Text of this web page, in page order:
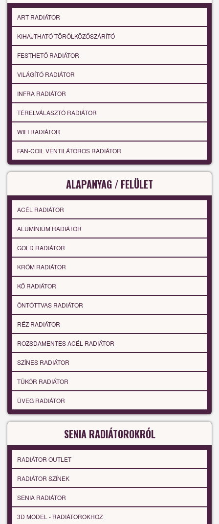
ART RADIÁTOR
KIHAJTHATÓ TÖRÖLKÖZŐSZÁRÍTÓ
FESTHETŐ RADIÁTOR
VILÁGÍTÓ RADIÁTOR
INFRA RADIÁTOR
TÉRELVÁLASZTÓ RADIÁTOR
WIFI RADIÁTOR
FAN-COIL VENTILÁTOROS RADIÁTOR
ALAPANYAG / FELÜLET
ACÉL RADIÁTOR
ALUMÍNIUM RADIÁTOR
GOLD RADIÁTOR
KRÓM RADIÁTOR
KŐ RADIÁTOR
ÖNTÖTTVAS RADIÁTOR
RÉZ RADIÁTOR
ROZSDAMENTES ACÉL RADIÁTOR
SZÍNES RADIÁTOR
TÜKÖR RADIÁTOR
ÜVEG RADIÁTOR
SENIA RADIÁTOROKRÓL
RADIÁTOR OUTLET
RADIÁTOR SZÍNEK
SENIA RADIÁTOR
3D MODEL - RADIÁTOROKHOZ